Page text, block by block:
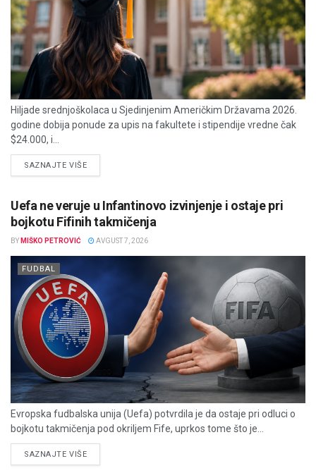
Hiljade srednjoškolaca u Sjedinjenim Američkim Državama 2026.
godine dobija ponude za upis na fakultete i stipendije vredne čak
$24.000, i...
SAZNAJTE VIŠEDETAILS
Uefa ne veruje u Infantinovo izvinjenje i ostaje pri
bojkotu Fifinih takmičenja
BY MIŠKO PETROVIĆ AVGUST 7, 2026
FUDBAL
Evropska fudbalska unija (Uefa) potvrdila je da ostaje pri odluci o
bojkotu takmičenja pod okriljem Fife, uprkos tome što je...
SAZNAJTE VIŠEDETAILS